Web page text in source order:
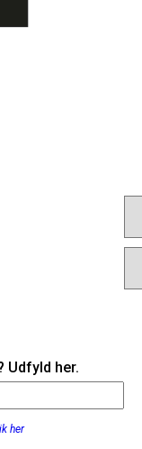
Udfyld her.
her